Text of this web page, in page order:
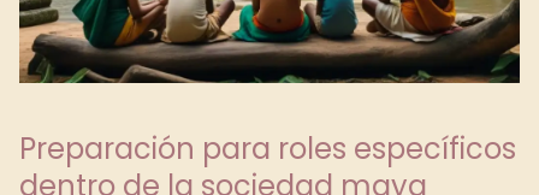
Preparación para roles específicos
dentro de la sociedad maya